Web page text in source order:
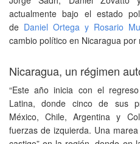
actualmente bajo el estado
de Daniel Ortega y Rosario
cambio político en Nicaragua por
Nicaragua, un régimen
“Este año inicia con el
Latina, donde cinco de sus
México, Chile, Argentina y
fuerzas de izquierda. Una